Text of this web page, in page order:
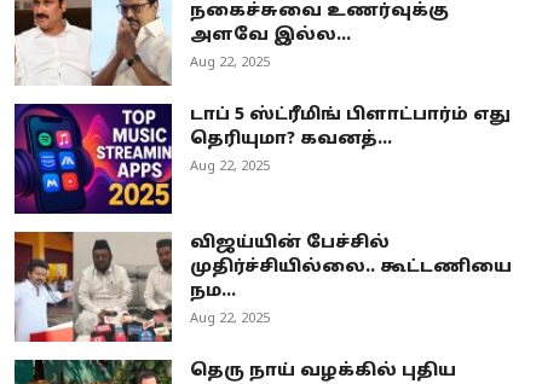
நகைச்சுவை உணர்வுக்கு
அளவே இல்ல...
Aug 22, 2025
டாப் 5 ஸ்ட்ரீமிங் பிளாட்பார்ம் எது
தெரியுமா? கவனத்...
Aug 22, 2025
விஜய்யின் பேச்சில்
முதிர்ச்சியில்லை.. கூட்டணியை
நம...
Aug 22, 2025
தெரு நாய் வழக்கில் புதிய